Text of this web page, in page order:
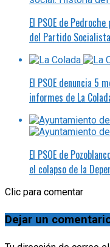
El PSOE de
del Partido
El PSOE denuncia 5
informes de La
El PSOE de
el colapso de la
Clic para comentar
Dejar un